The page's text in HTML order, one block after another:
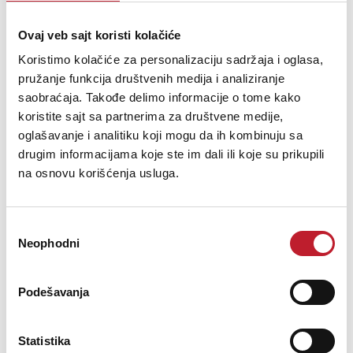
Ovaj veb sajt koristi kolačiće
Koristimo kolačiće za personalizaciju sadržaja i oglasa,
pružanje funkcija društvenih medija i analiziranje
saobraćaja. Takođe delimo informacije o tome kako
koristite sajt sa partnerima za društvene medije,
oglašavanje i analitiku koji mogu da ih kombinuju sa
drugim informacijama koje ste im dali ili koje su prikupili
na osnovu korišćenja usluga.
сагласности
Neophodni
Podešavanja
Statistika
The Desono COLW41 two-way 4 x 3.3"
column loudspeaker is an excellent
choice when sonic clarity and predictable
directional control are required from an
unobtrusive loudspeaker designed to blend
in with the background.
The highly-focused dispersion pattern
and improved speech intelligibility of the
COLW41 enables it to excel in reverberant
auditoria, while it's weather-resistant
applications such as patios or concourses
7.5W to 40W with low-impedance bypass
BGM.